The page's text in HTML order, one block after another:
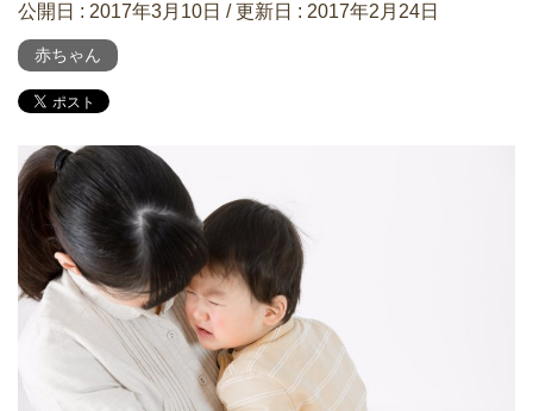
公開日 : 2017年3月10日 / 更新日 : 2017年2月24日
赤ちゃん